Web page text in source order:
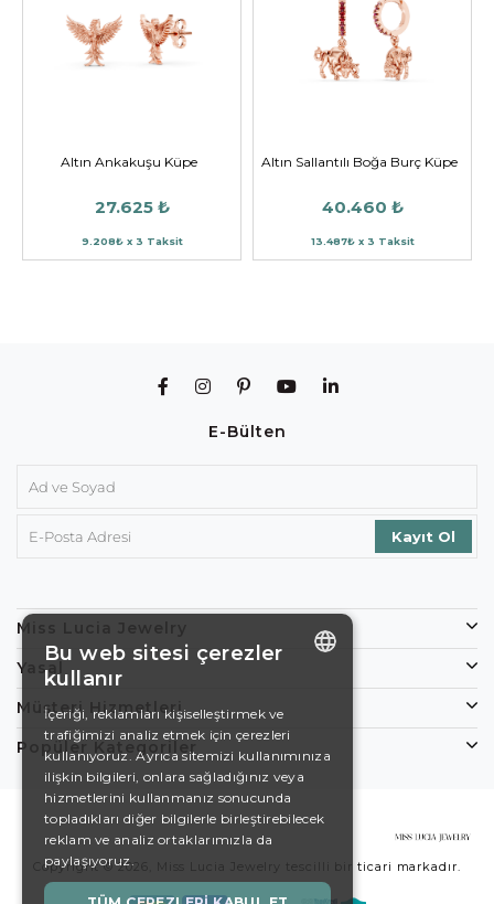
Altın Ankakuşu Küpe
27.625 ₺
9.208₺ x 3 Taksit
Altın Sallantılı Boğa Burç Küpe
40.460 ₺
13.487₺ x 3 Taksit
E-Bülten
Miss Lucia Jewelry
Yasal
Müşteri Hizmetleri
Popüler Kategoriler
Copyright © 2026, Miss Lucia Jewelry tescilli bir ticari markadır.
DE
EN
SWEDISH
TURKISH
Bu web sitesi çerezler
kullanır
İçeriği, reklamları kişiselleştirmek ve
trafiğimizi analiz etmek için çerezleri
kullanıyoruz. Ayrıca sitemizi kullanımınıza
ilişkin bilgileri, onlara sağladığınız veya
hizmetlerini kullanmanız sonucunda
topladıkları diğer bilgilerle birleştirebilecek
reklam ve analiz ortaklarımızla da
paylaşıyoruz.